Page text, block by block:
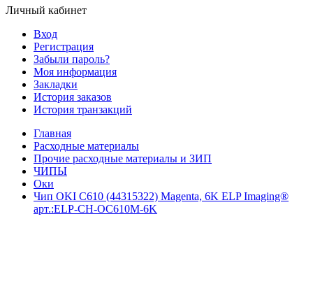
Личный кабинет
Вход
Регистрация
Забыли пароль?
Моя информация
Закладки
История заказов
История транзакций
Главная
Расходные материалы
Прочие расходные материалы и ЗИП
ЧИПЫ
Оки
Чип OKI C610 (44315322) Magenta, 6K ELP Imaging®
арт.:ELP-CH-OC610M-6K